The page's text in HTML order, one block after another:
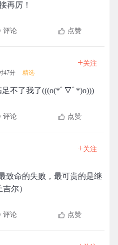
再厉！
评论 点赞
47分 精选
+关注
不了我了(((o(*ﾟ▽ﾟ*)o)))
评论 点赞
+关注
致命的失败，最可贵的是继
尔）
评论 点赞